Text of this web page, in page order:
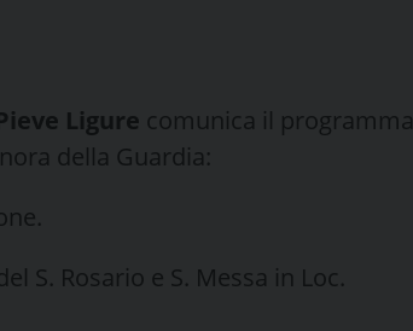
Ligure comunica il programma
della Guardia:
S. Rosario e S. Messa in Loc.